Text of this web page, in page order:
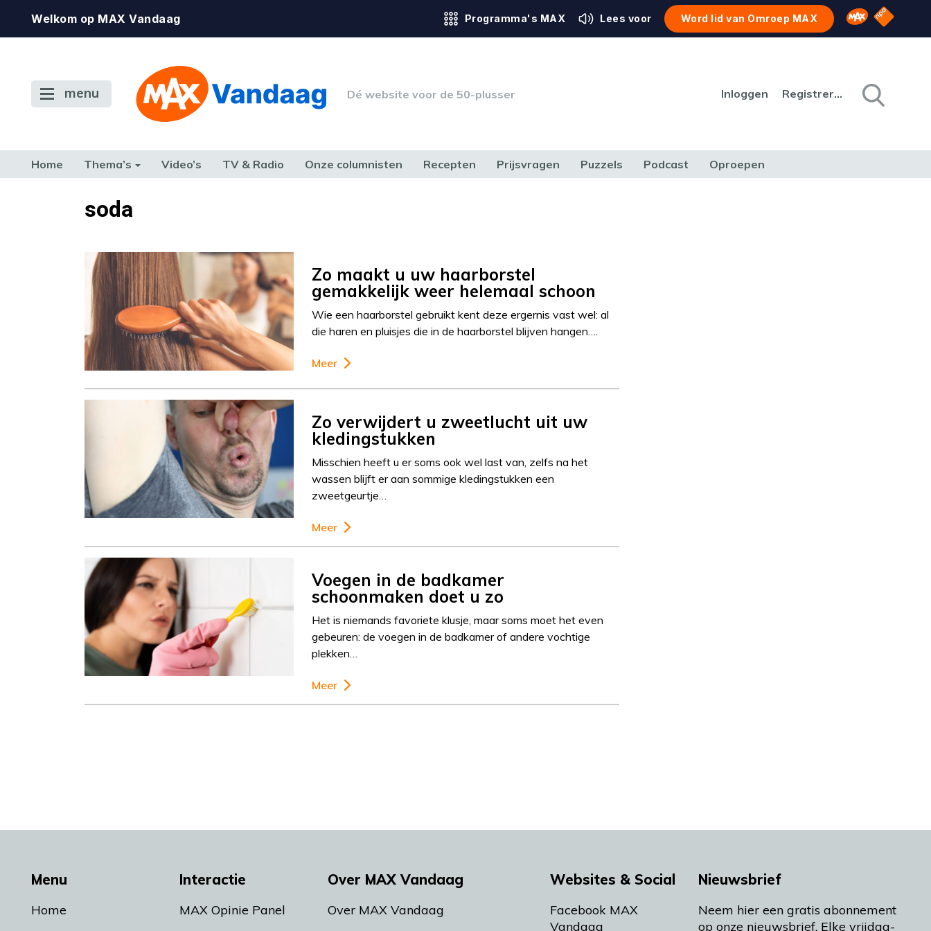
Welkom op MAX Vandaag Programma's MAX Lees voor Word lid van Omroep MAX Omroep MAX
NPO
menu Dé website voor de 50-plusser Inloggen Registreren
Home Thema’s Video’s TV & Radio Onze columnisten Recepten Prijsvragen Puzzels Podcast Oproepen
TERUG NAAR TOEN
soda
Zo maakt u uw haarborstel
gemakkelijk weer helemaal schoon
Wie een haarborstel gebruikt kent deze ergernis vast wel: al
die haren en pluisjes die in de haarborstel blijven hangen….
Meer
Zo verwijdert u zweetlucht uit uw
kledingstukken
Misschien heeft u er soms ook wel last van, zelfs na het
wassen blijft er aan sommige kledingstukken een
zweetgeurtje…
Meer
Voegen in de badkamer
schoonmaken doet u zo
Het is niemands favoriete klusje, maar soms moet het even
gebeuren: de voegen in de badkamer of andere vochtige
plekken…
Meer
Menu
Home
Interactie
MAX Opinie Panel
Over MAX Vandaag
Over MAX Vandaag
Websites & Social
Facebook MAX
Vandaag
Nieuwsbrief
Neem hier een gratis abonnement
op onze nieuwsbrief. Elke vrijdag-